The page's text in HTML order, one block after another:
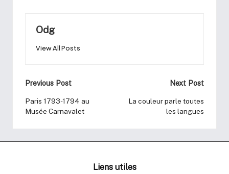
Odg
View All Posts
Previous Post
Paris 1793-1794 au
Musée Carnavalet
Next Post
La couleur parle toutes
les langues
Liens utiles